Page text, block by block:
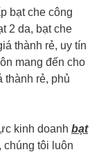
bạt che công
2 da, bạt che
thành rẻ, uy tín
mang đến cho
thành rẻ, phủ
kinh doanh bạt
, chúng tôi luôn